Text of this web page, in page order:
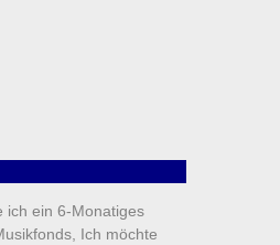
ich ein 6-Monatiges
Ich möchte